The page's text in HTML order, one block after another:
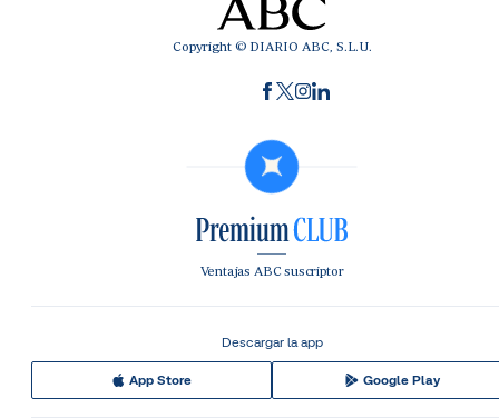
Copyright © DIARIO ABC, S.L.U.
Ventajas ABC suscriptor
Descargar la app
App Store Google Play